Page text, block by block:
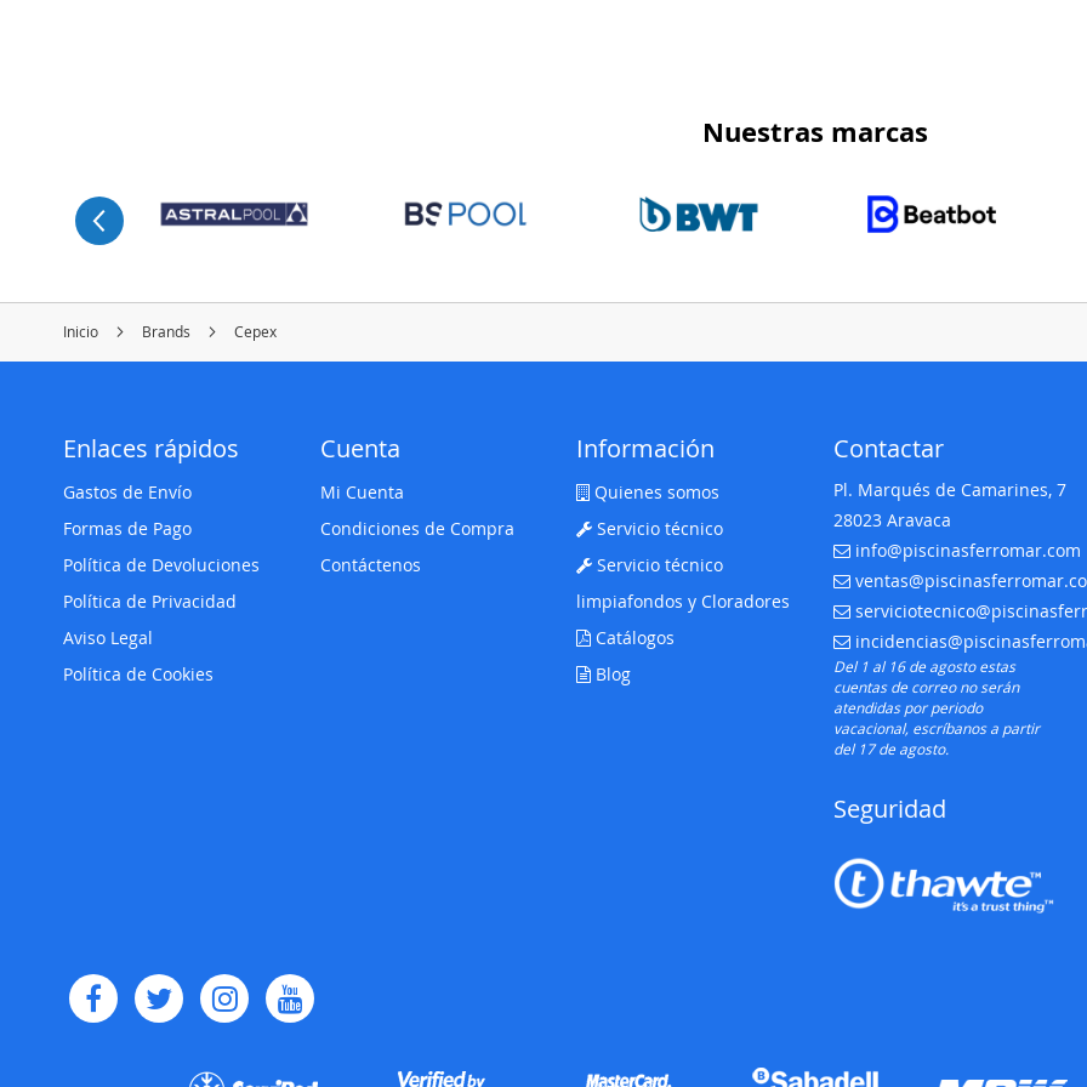
Nuestras marcas
Inicio Brands Cepex
Enlaces rápidos
Gastos de Envío
Formas de Pago
Política de Devoluciones
Política de Privacidad
Aviso Legal
Política de Cookies
Cuenta
Mi Cuenta
Condiciones de Compra
Contáctenos
Información
Quienes somos
Servicio técnico
Servicio técnico
limpiafondos y Cloradores
Catálogos
Blog
Contactar
Pl. Marqués de Camarines, 7
28023 Aravaca
E-mail:
info@piscinasferromar.com
E-mail:
E-mail:
E-mail:
Del 1 al 16 de agosto estas
cuentas de correo no serán
atendidas por periodo
vacacional, escríbanos a partir
del 17 de agosto.
Seguridad